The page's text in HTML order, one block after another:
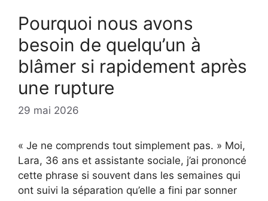
Pourquoi nous avons
besoin de quelqu’un à
blâmer si rapidement après
une rupture
29 mai 2026
« Je ne comprends tout simplement pas. » Moi,
Lara, 36 ans et assistante sociale, j’ai prononcé
cette phrase si souvent dans les semaines qui
ont suivi la séparation qu’elle a fini par sonner